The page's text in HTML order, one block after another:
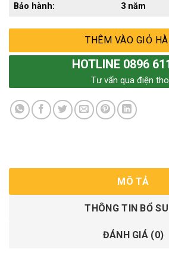
Bảo hành:
3 năm
THÊM VÀO GIỎ
HOTLINE 0896
Tư vấn qua điện
MÔ TẢ
THÔNG TIN BỔ
ĐÁNH GIÁ (0)